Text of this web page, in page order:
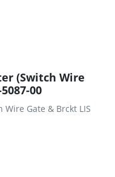
(Switch Wire
00
Gate & Brckt LIS